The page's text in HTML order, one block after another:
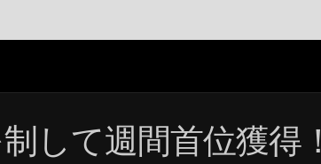
して週間首位獲得！